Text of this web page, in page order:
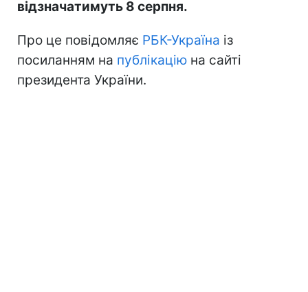
відзначатимуть 8 серпня.
Про це повідомляє РБК-Україна із
посиланням на публікацію на сайті
президента України.